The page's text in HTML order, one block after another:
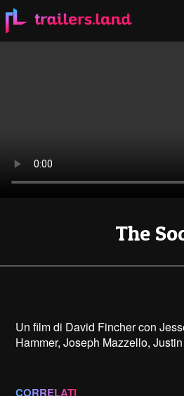
The
Un film di David Fincher con
Hammer, Joseph Mazzello,
CORRELATI